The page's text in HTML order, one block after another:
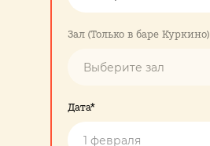
Дата*
Зал (Только в баре Куркино)